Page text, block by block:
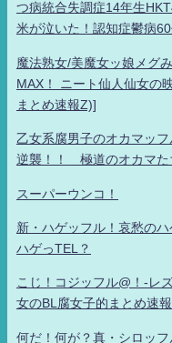
つ病統合失調症14年生
米が泣いた！認知症鬱病
魔法熟女/美魔女ッ娘メグ
MAX！ ニート仙人仙女の
まとめ速報Z)]
乙女系腐男子のオカマッ
逆襲！！ 極道のオカマた
スーパーウンコ！
新・ハゲッフル！哀愁の
ハゲっTEL？
こじ！コジッフル@！-レ
女のBL腐女子的まとめ速
何だ！何が？真・シロ